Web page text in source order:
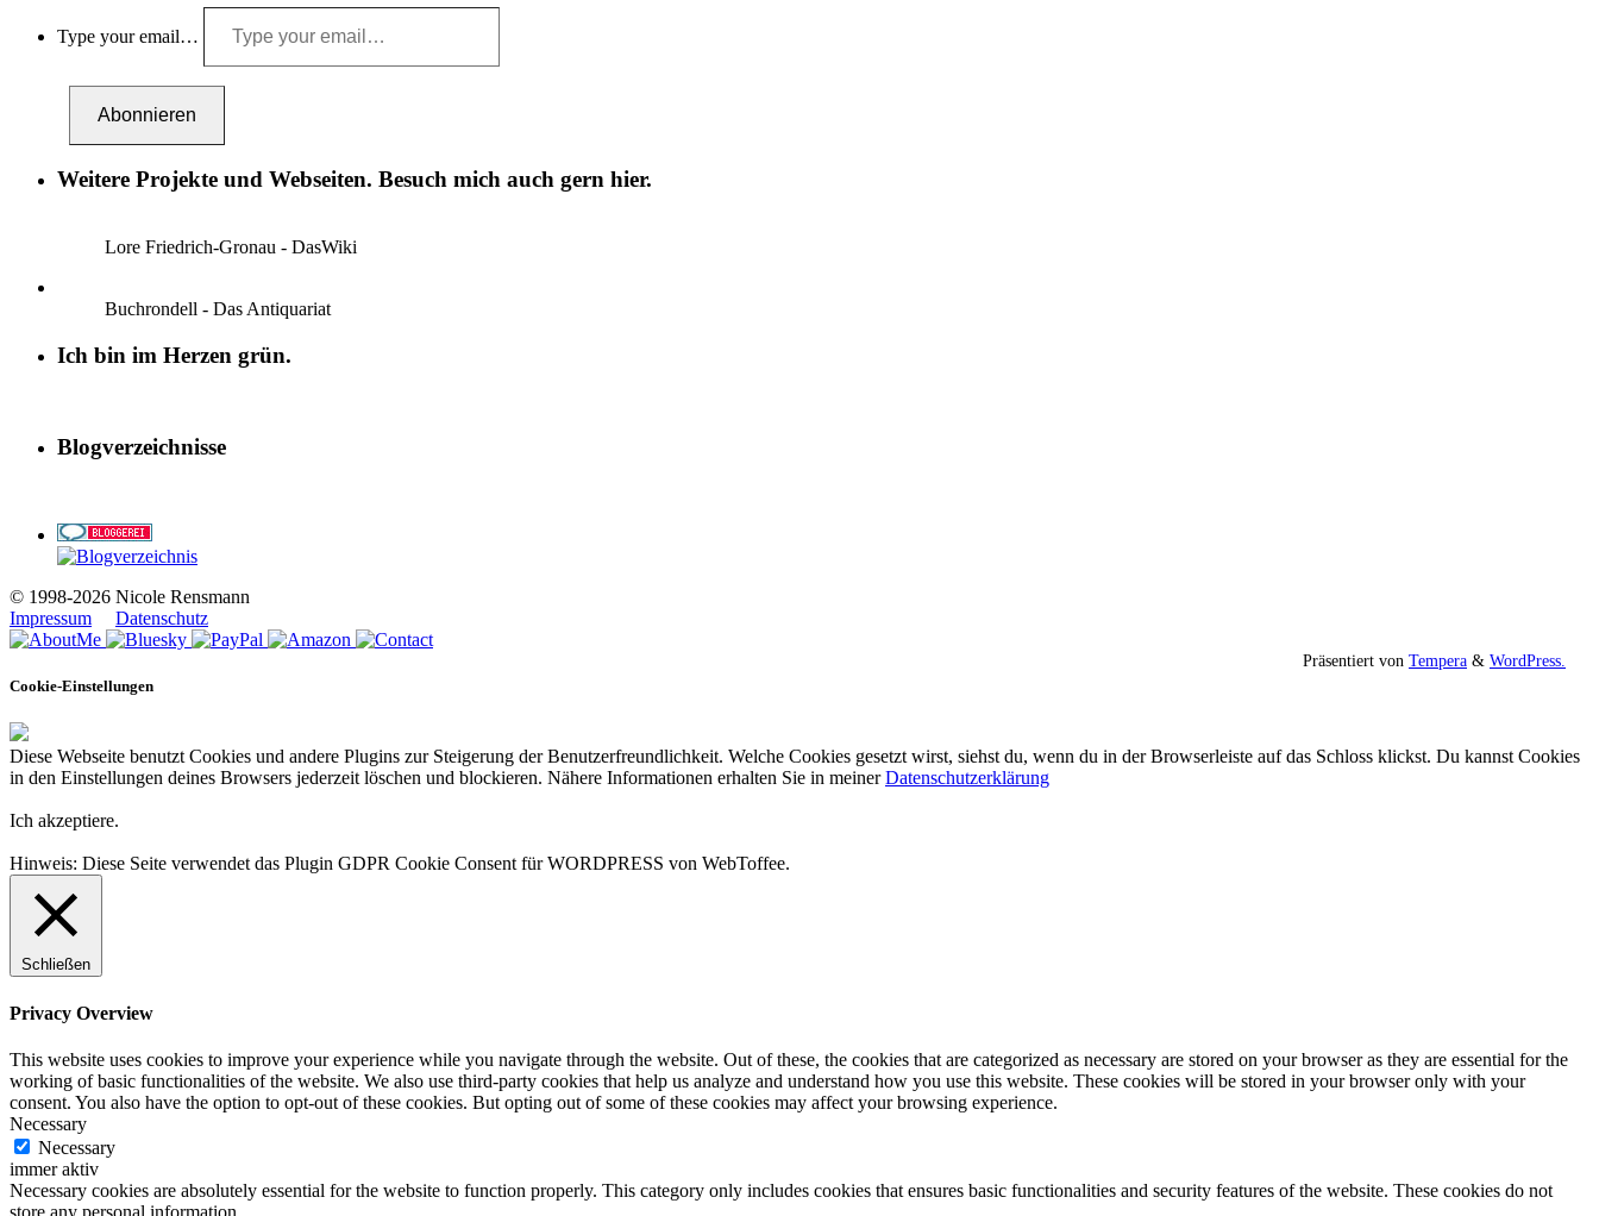
Type your email…
Abonnieren
Weitere Projekte und Webseiten. Besuch mich auch gern hier.
Lore Friedrich-Gronau - DasWiki
Buchrondell - Das Antiquariat
Ich bin im Herzen grün.
Blogverzeichnisse
© 1998-2026 Nicole Rensmann
Impressum
Datenschutz
Präsentiert von Tempera & WordPress.
Cookie-Einstellungen
Diese Webseite benutzt Cookies und andere Plugins zur Steigerung der Benutzerfreundlichkeit. Welche Cookies gesetzt wirst, siehst du, wenn du in der Browserleiste auf das Schloss klickst. Du kannst Cookies
in den Einstellungen deines Browsers jederzeit löschen und blockieren. Nähere Informationen erhalten Sie in meinerDatenschutzerklärung
Ich akzeptiere.
Hinweis: Diese Seite verwendet das Plugin GDPR Cookie Consent für WORDPRESS von WebToffee.
Schließen
Privacy Overview
This website uses cookies to improve your experience while you navigate through the website. Out of these, the cookies that are categorized as necessary are stored on your browser as they are essential for the
working of basic functionalities of the website. We also use third-party cookies that help us analyze and understand how you use this website. These cookies will be stored in your browser only with your
consent. You also have the option to opt-out of these cookies. But opting out of some of these cookies may affect your browsing experience.
Necessary
Necessary
immer aktiv
Necessary cookies are absolutely essential for the website to function properly. This category only includes cookies that ensures basic functionalities and security features of the website. These cookies do not
store any personal information.